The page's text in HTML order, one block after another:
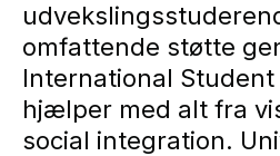
omfattende støtte
International Student
hjælper med alt fra
social integration.